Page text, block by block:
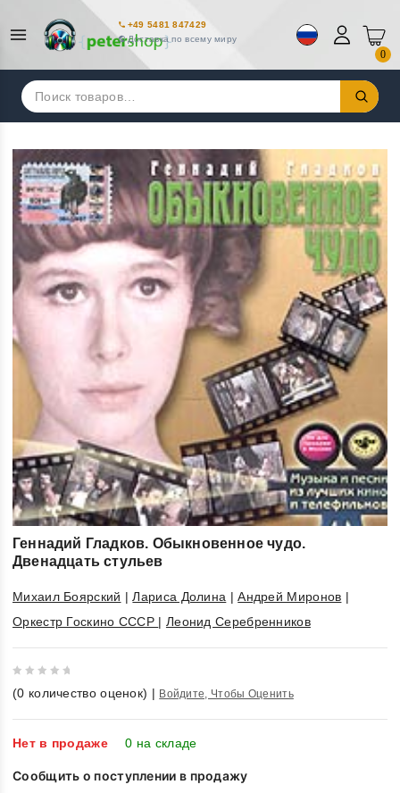
+49 5481 847429
Доставка по всему миру
0
Искать:
Геннадий Гладков. Обыкновенное чудо.
Двенадцать стульев
Михаил Боярский |Лариса Долина |Андрей Миронов |
Оркестр Госкино СССР | Леонид Серебренников
out
of
5
(0 количество оценок) | Войдите, Чтобы Оценить
Нет в продаже 0 на складе
Сообщить о поступлении в продажу